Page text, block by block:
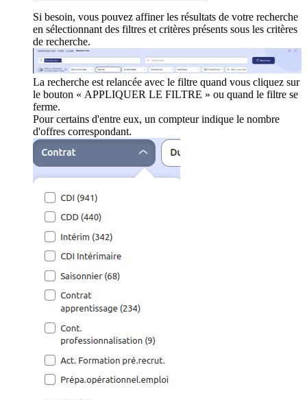
Si besoin, vous pouvez affiner les résultats de votre recherche
en sélectionnant des filtres et critères présents sous les critères
de recherche.
La recherche est relancée avec le filtre quand vous cliquez sur
le bouton « APPLIQUER LE FILTRE » ou quand le filtre se
ferme.
Pour certains d'entre eux, un compteur indique le nombre
d'offres correspondant.